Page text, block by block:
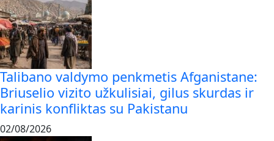
Talibano valdymo penkmetis Afganistane:
Briuselio vizito užkulisiai, gilus skurdas ir
karinis konfliktas su Pakistanu
02/08/2026